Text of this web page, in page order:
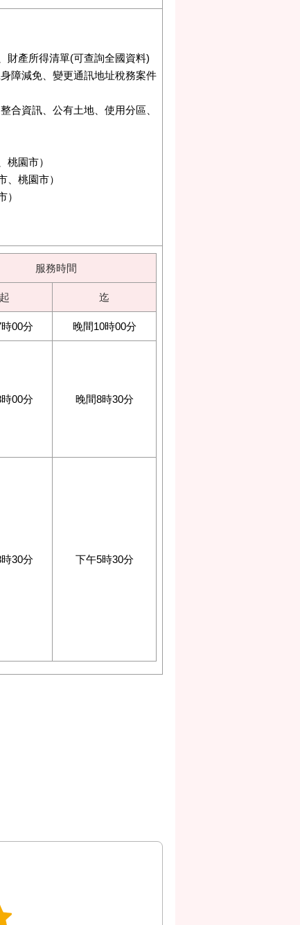
財產所得清單(可查詢全國資料)
障減免、變更通訊地址稅務案件
合資訊、公有土地、使用分區、
桃園市）
、桃園市）
）
服務時間
起 迄
00分 晚間10時00分
00分 晚間8時30分
30分 下午5時30分